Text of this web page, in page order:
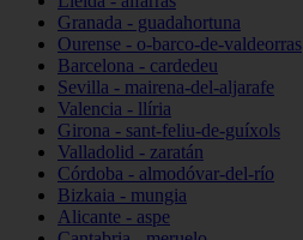
Granada - guadahortuna
Ourense - o-barco-de-valdeorras
Barcelona - cardedeu
Sevilla - mairena-del-aljarafe
Valencia - llíria
Girona - sant-feliu-de-guíxols
Valladolid - zaratán
Córdoba - almodóvar-del-río
Bizkaia - mungia
Alicante - aspe